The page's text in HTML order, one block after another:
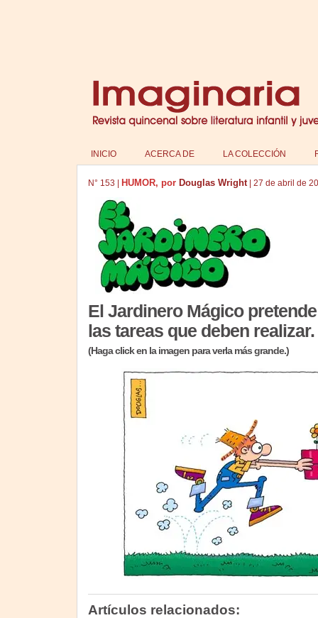
INICIO ACERCA DE LA COLECCIÓN
N° 153 HUMOR, por Douglas Wright 27 de abril de
El Jardinero Mágico
las tareas que deben realizar.
(Haga click en la imagen para verla más grande.)
Artículos relacionados: